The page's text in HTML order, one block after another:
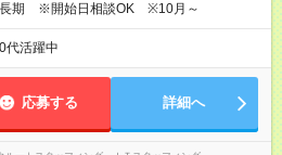
長期 ※開始日相談OK ※10月～
代活躍中
応募する 詳細へ